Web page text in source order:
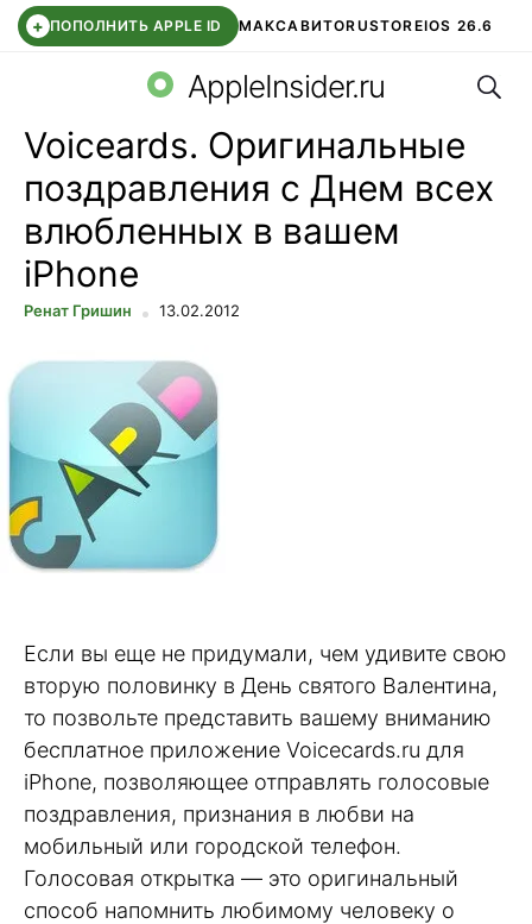
+ ПОПОЛНИТЬ APPLE ID МАКСАВИТОRUSTOREIOS 26.6
СБЕР КИДС ВТБ ОНЛАЙН ЧАТ В ROBLOX
AppleInsider.ru
Voiceards. Оригинальные
поздравления с Днем всех
влюбленных в вашем
iPhone
Ренат Гришин 13.02.2012
Если вы еще не придумали, чем удивите свою
вторую половинку в День святого Валентина,
то позвольте представить вашему вниманию
бесплатное приложение Voicecards.ru для
iPhone, позволяющее отправлять голосовые
поздравления, признания в любви на
мобильный или городской телефон.
Голосовая открытка — это оригинальный
способ напомнить любимому человеку о